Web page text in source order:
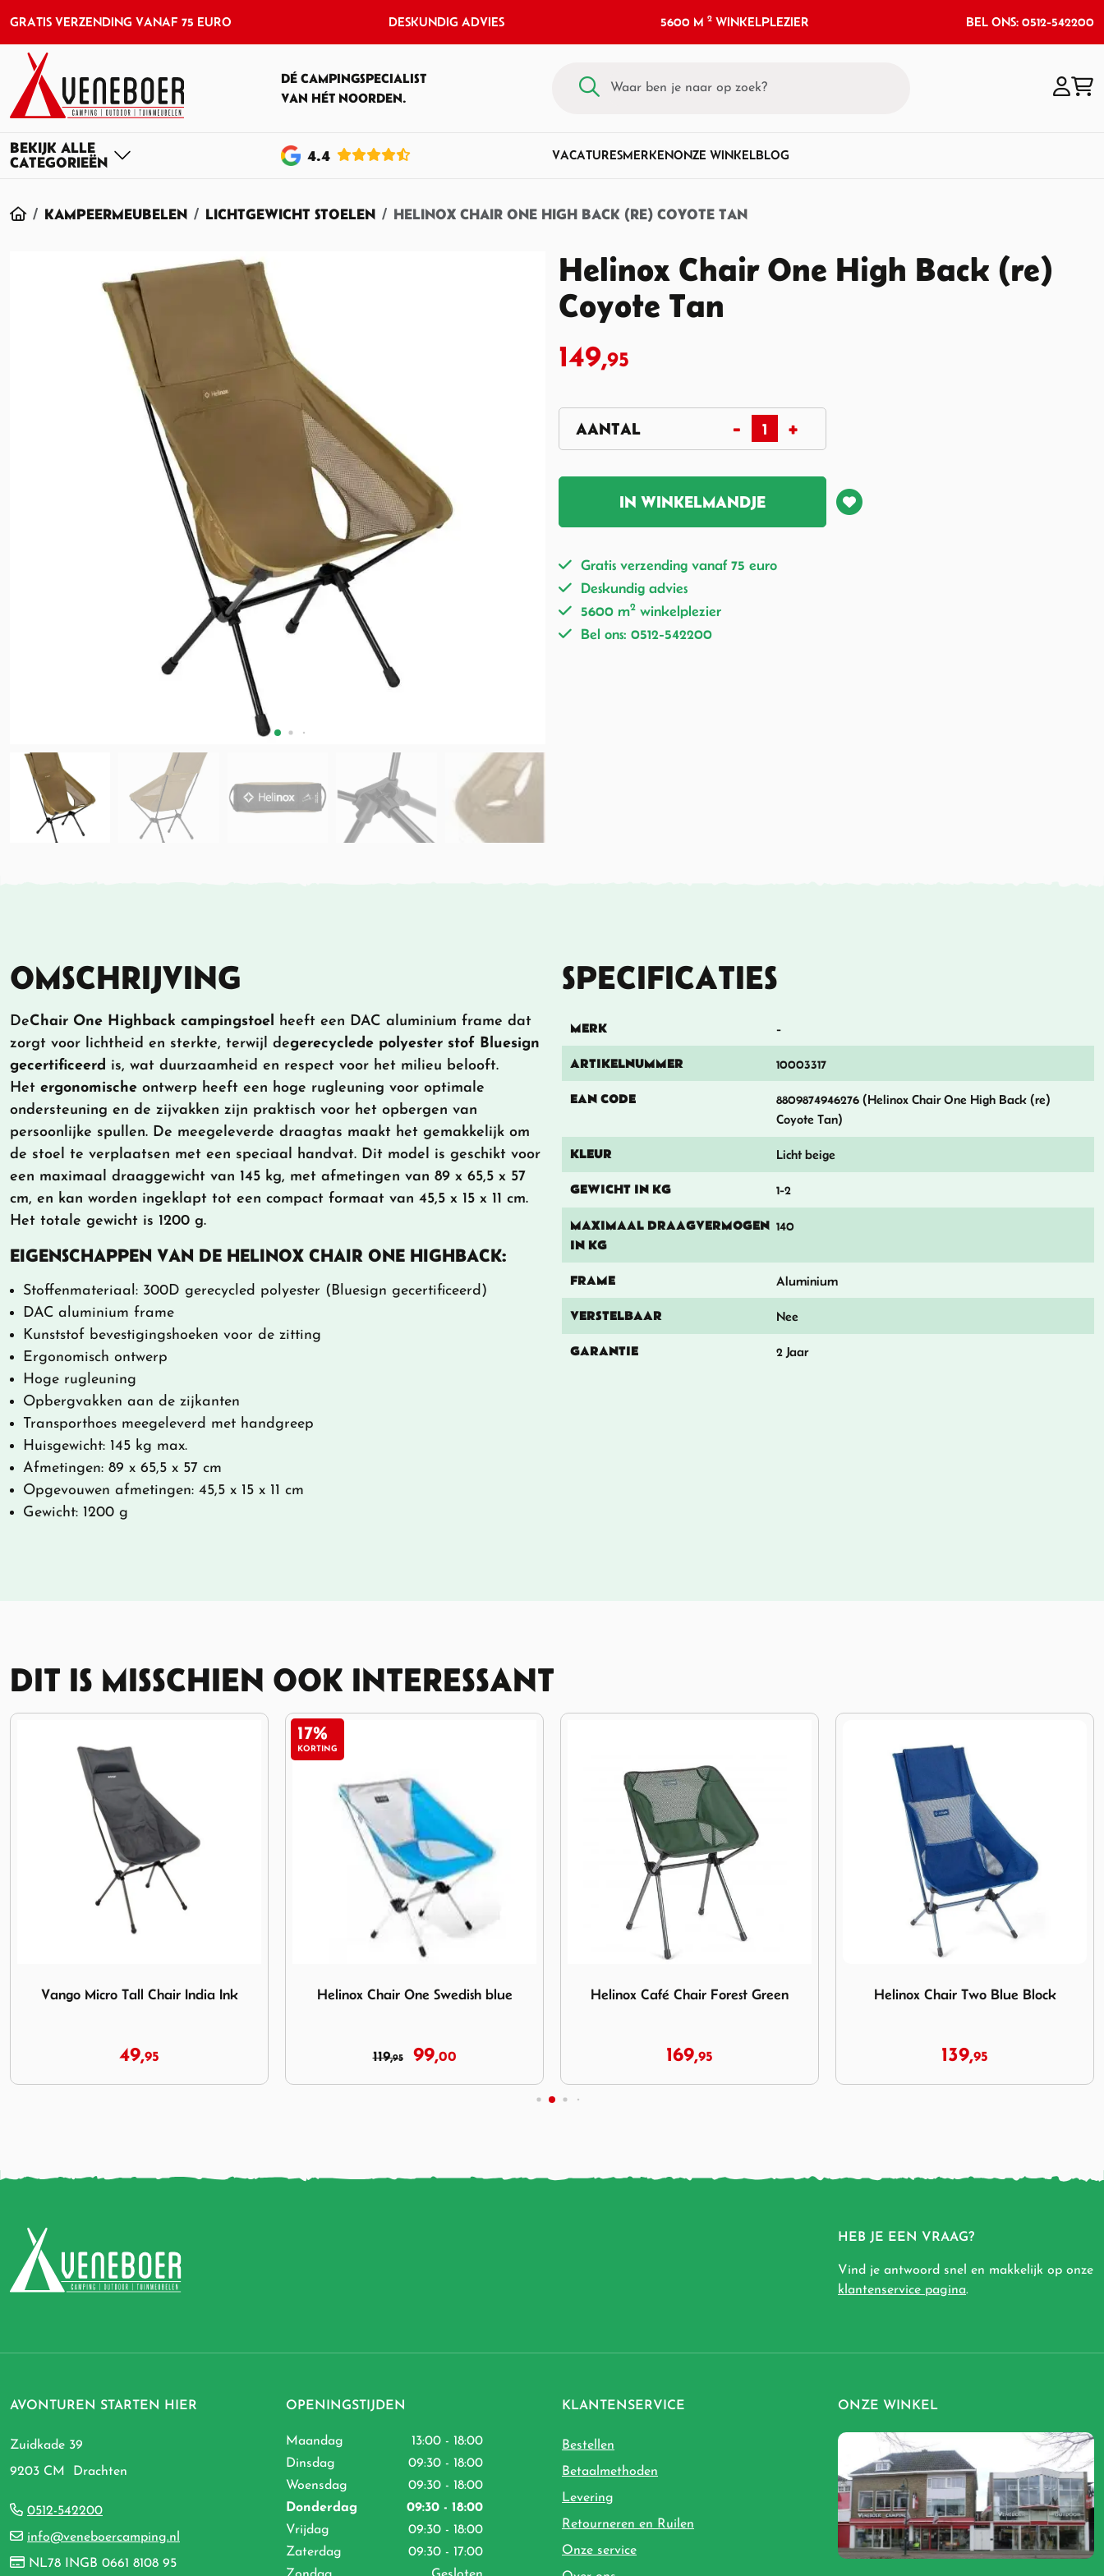
GRATIS VERZENDING VANAF 75 EURO DESKUNDIG ADVIES 5600 M2 WINKELPLEZIER BEL ONS: 0512-542200
DÉ CAMPINGSPECIALIST
VAN HÉT NOORDEN.
4.4 VACATURESMERKENONZE WINKELBLOG
HOMEKAMPEERMEUBELEN LICHTGEWICHT STOELEN HELINOX CHAIR ONE HIGH BACK (RE) COYOTE TAN
Helinox Chair One High Back (re)
Coyote Tan
149,95
IN WINKELMANDJE
Gratis verzending vanaf 75 euro
Deskundig advies
5600 m2 winkelplezier
Bel ons: 0512-542200
OMSCHRIJVING
DeChair One Highback campingstoel heeft een DAC aluminium frame dat
zorgt voor lichtheid en sterkte, terwijl degerecyclede polyester stof Bluesign
gecertificeerd is, wat duurzaamheid en respect voor het milieu belooft.
Het ergonomische ontwerp heeft een hoge rugleuning voor optimale
ondersteuning en de zijvakken zijn praktisch voor het opbergen van
persoonlijke spullen. De meegeleverde draagtas maakt het gemakkelijk om
de stoel te verplaatsen met een speciaal handvat. Dit model is geschikt voor
een maximaal draaggewicht van 145 kg, met afmetingen van 89 x 65,5 x 57
cm, en kan worden ingeklapt tot een compact formaat van 45,5 x 15 x 11 cm.
Het totale gewicht is 1200 g.
EIGENSCHAPPEN VAN DE HELINOX CHAIR ONE HIGHBACK:
Stoffenmateriaal: 300D gerecycled polyester (Bluesign gecertificeerd)
DAC aluminium frame
Kunststof bevestigingshoeken voor de zitting
Ergonomisch ontwerp
Hoge rugleuning
Opbergvakken aan de zijkanten
Transporthoes meegeleverd met handgreep
Huisgewicht: 145 kg max.
Afmetingen: 89 x 65,5 x 57 cm
Opgevouwen afmetingen: 45,5 x 15 x 11 cm
Gewicht: 1200 g
SPECIFICATIES
MERK -
ARTIKELNUMMER 10003317
EAN CODE
8809874946276 (Helinox Chair One High Back (re)
Coyote Tan)
KLEUR Licht beige
GEWICHT IN KG 1-2
MAXIMAAL DRAAGVERMOGEN
IN KG
140
FRAME Aluminium
VERSTELBAAR Nee
GARANTIE 2 Jaar
DIT IS MISSCHIEN OOK INTERESSANT
Vango Micro Tall Chair India Ink
49,95
17%
KORTING
Helinox Chair One Swedish blue
119,95 99,00
Helinox Café Chair Forest Green
169,95
Helinox Chair Two Blue Block
139,95
HEB JE EEN VRAAG?
Vind je antwoord snel en makkelijk op onze
klantenservice pagina.
AVONTUREN STARTEN HIER
Zuidkade 39
9203 CM Drachten
0512-542200
info@veneboercamping.nl
NL78 INGB 0661 8108 95
OPENINGSTIJDEN
Maandag
13:00 - 18:00
Dinsdag
09:30 - 18:00
Woensdag
09:30 - 18:00
Donderdag
09:30 - 18:00
Vrijdag
09:30 - 18:00
Zaterdag
09:30 - 17:00
KLANTENSERVICE
Bestellen
Betaalmethoden
Levering
Retourneren en Ruilen
Onze service
ONZE WINKEL